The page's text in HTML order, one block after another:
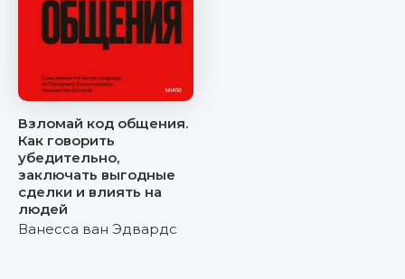
Взломай код общения.
Как говорить
убедительно,
заключать выгодные
сделки и влиять на
людей
Ванесса ван Эдвардс